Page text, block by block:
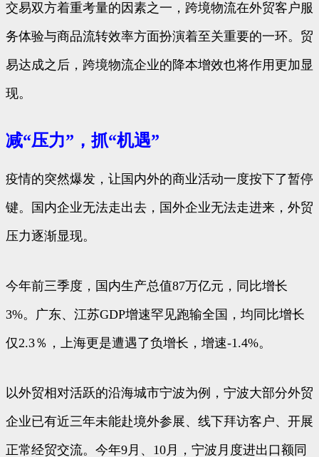
交易双方着重考量的因素之一，跨境物流在外贸客户服
务体验与商品流转效率方面扮演着至关重要的一环。贸
易达成之后，跨境物流企业的降本增效也将作用更加显
现。
减“压力”，抓“机遇”
疫情的突然爆发，让国内外的商业活动一度按下了暂停
键。国内企业无法走出去，国外企业无法走进来，外贸
压力逐渐显现。
今年前三季度，国内生产总值87万亿元，同比增长
3%。广东、江苏GDP增速罕见跑输全国，均同比增长
仅2.3％，上海更是遭遇了负增长，增速-1.4%。
以外贸相对活跃的沿海城市宁波为例，宁波大部分外贸
企业已有近三年未能赴境外参展、线下拜访客户、开展
正常经贸交流。今年9月、10月，宁波月度进出口额同